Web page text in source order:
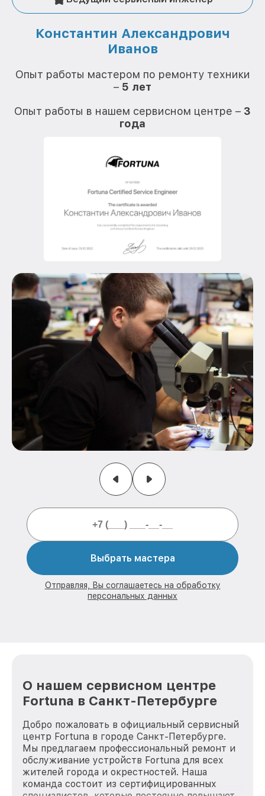
Константин Александрович
Иванов
Опыт работы мастером по ремонту техники
– 5 лет
Опыт работы в нашем сервисном центре – 3
года
Выбрать мастера
Отправляя, Вы соглашаетесь на обработку
персональных данных
О нашем сервисном центре
Fortuna в Санкт-Петербурге
Добро пожаловать в официальный сервисный
центр Fortuna в городе Санкт-Петербурге.
Мы предлагаем профессиональный ремонт и
обслуживание устройств Fortuna для всех
жителей города и окрестностей. Наша
команда состоит из сертифицированных